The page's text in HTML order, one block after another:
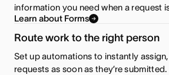
information you need when a request
Learn about Forms
Route work to the right person
Set up automations to instantly
requests as soon as they’re submitted.